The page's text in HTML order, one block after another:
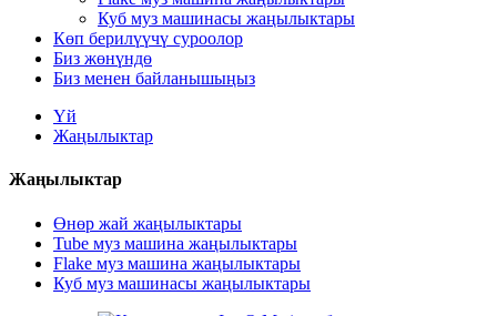
Куб муз машинасы жаңылыктары
Көп берилүүчү суроолор
Биз жөнүндө
Биз менен байланышыңыз
Үй
Жаңылыктар
Жаңылыктар
Өнөр жай жаңылыктары
Tube муз машина жаңылыктары
Flake муз машина жаңылыктары
Куб муз машинасы жаңылыктары